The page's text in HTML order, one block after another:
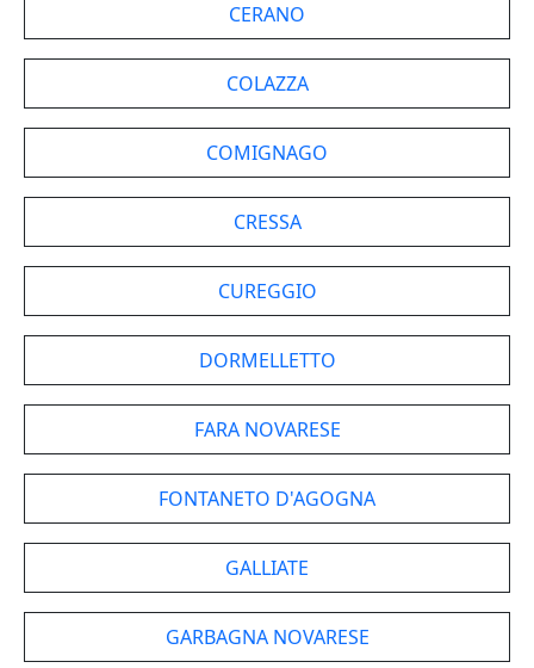
CERANO
COLAZZA
COMIGNAGO
CRESSA
CUREGGIO
DORMELLETTO
FARA NOVARESE
FONTANETO D'AGOGNA
GALLIATE
GARBAGNA NOVARESE